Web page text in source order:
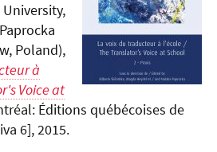
Poland),
à
Voice at
Éditions québécoises de
6], 2015.